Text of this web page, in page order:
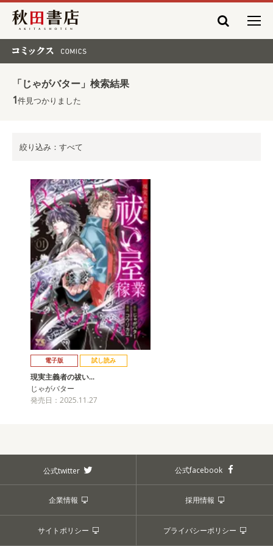
秋田書店
「じゃがバター」検索結果
1件見つかりました
絞り込み：すべて
電子版 試し読み
現実主義者の祓い…
じゃがバター
発売日：2025.11.27
公式twitter 公式facebook
企業情報 採用情報
サイトポリシー プライバシーポリシー